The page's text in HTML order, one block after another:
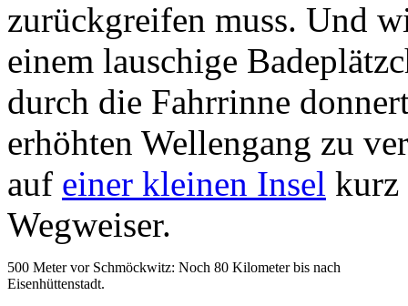
zurückgreifen muss. Und
einem lauschige
durch die Fahrrinne
erhöhten Wellengang zu
auf einer kleinen Insel kurz
Wegweiser.
500 Meter vor Schmöckwitz: Noch 80 Kilometer bis nach
Eisenhüttenstadt.